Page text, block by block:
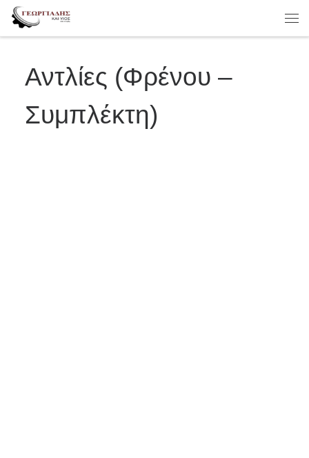
Skip to content
Αντλίες (Φρένου –
Συμπλέκτη)